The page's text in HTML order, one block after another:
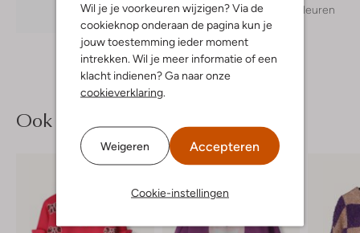
Wil je je voorkeuren wijzigen? Via de
cookieknop onderaan de pagina kun je
jouw toestemming ieder moment
intrekken. Wil je meer informatie of een
klacht indienen? Ga naar onze
cookieverklaring.
Weigeren Accepteren
Cookie-instellingen
Ontdek de look + meer kleuren
Ook iets voor jou?